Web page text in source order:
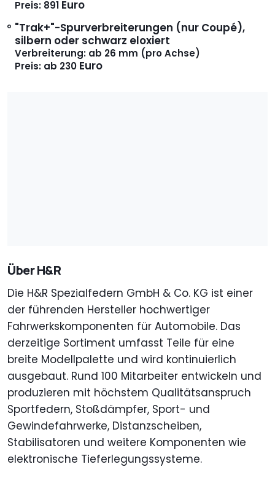
Preis: 891 Euro
"Trak+"-Spurverbreiterungen (nur Coupé),
silbern oder schwarz eloxiert
Verbreiterung: ab 26 mm (pro Achse)
Preis: ab 230 Euro
Über H&R
Die H&R Spezialfedern GmbH & Co. KG ist einer
der führenden Hersteller hochwertiger
Fahrwerkskomponenten für Automobile. Das
derzeitige Sortiment umfasst Teile für eine
breite Modellpalette und wird kontinuierlich
ausgebaut. Rund 100 Mitarbeiter entwickeln und
produzieren mit höchstem Qualitätsanspruch
Sportfedern, Stoßdämpfer, Sport- und
Gewindefahrwerke, Distanzscheiben,
Stabilisatoren und weitere Komponenten wie
elektronische Tieferlegungssysteme.